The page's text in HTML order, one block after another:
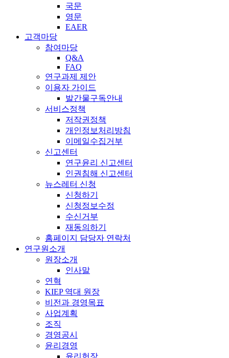
국문
영문
EAER
고객마당
참여마당
Q&A
FAQ
연구과제 제안
이용자 가이드
발간물구독안내
서비스정책
저작권정책
개인정보처리방침
이메일수집거부
신고센터
연구윤리 신고센터
인권침해 신고센터
뉴스레터 신청
신청하기
신청정보수정
수신거부
재동의하기
홈페이지 담당자 연락처
연구원소개
원장소개
인사말
연혁
KIEP 역대 원장
비전과 경영목표
사업계획
조직
경영공시
윤리경영
윤리헌장